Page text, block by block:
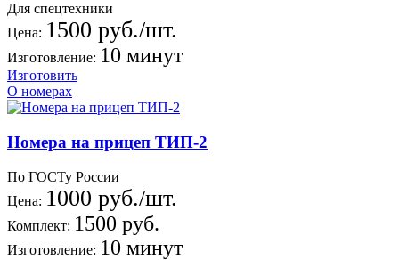
Для спецтехники
Цена: 1500 руб./шт.
Изготовление: 10 минут
Изготовить
О номерах
Номера на прицеп ТИП-2
По ГОСТу России
Цена: 1000 руб./шт.
Комплект: 1500 руб.
Изготовление: 10 минут